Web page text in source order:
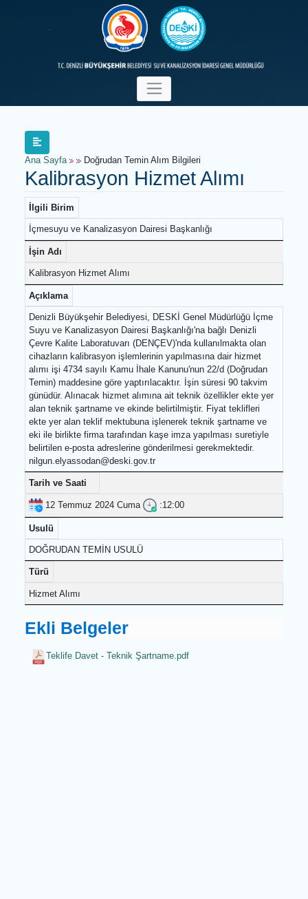
Ana Sayfa Doğrudan Temin Alım Bilgileri
Kalibrasyon Hizmet Alımı
İlgili Birim
İçmesuyu ve Kanalizasyon Dairesi Başkanlığı
İşin Adı
Kalibrasyon Hizmet Alımı
Açıklama
Denizli Büyükşehir Belediyesi, DESKİ Genel Müdürlüğü İçme
Suyu ve Kanalizasyon Dairesi Başkanlığı'na bağlı Denizli
Çevre Kalite Laboratuvarı (DENÇEV)'nda kullanılmakta olan
cihazların kalibrasyon işlemlerinin yapılmasına dair hizmet
alımı işi 4734 sayılı Kamu İhale Kanunu'nun 22/d (Doğrudan
Temin) maddesine göre yaptırılacaktır. İşin süresi 90 takvim
günüdür. Alınacak hizmet alımına ait teknik özellikler ekte yer
alan teknik şartname ve ekinde belirtilmiştir. Fiyat teklifleri
ekte yer alan teklif mektubuna işlenerek teknik şartname ve
eki ile birlikte firma tarafından kaşe imza yapılması suretiyle
belirtilen e-posta adreslerine gönderilmesi gerekmektedir.
nilgun.elyassodan@deski.gov.tr
Tarih ve Saati
12 Temmuz 2024 Cuma :12:00
Türü
Hizmet Alımı